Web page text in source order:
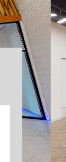
https://